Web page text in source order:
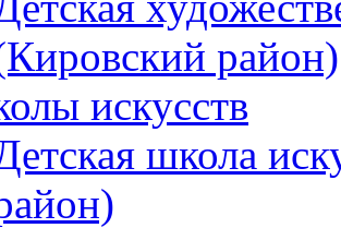
район)
искусств
школа